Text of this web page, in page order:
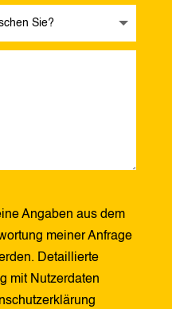
Angaben aus dem
meiner Anfrage
Detaillierte
mit Nutzerdaten